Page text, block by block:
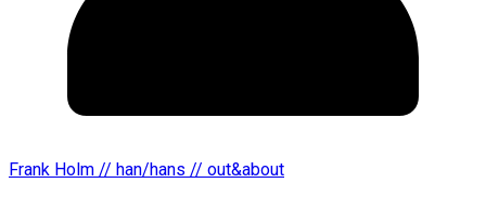
Frank Holm // han/hans // out&about